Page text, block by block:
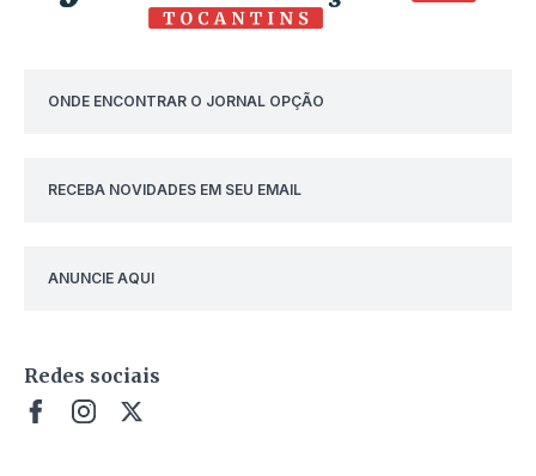
ONDE ENCONTRAR O JORNAL OPÇÃO
RECEBA NOVIDADES EM SEU EMAIL
ANUNCIE AQUI
Redes sociais